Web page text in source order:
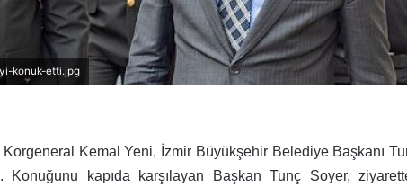
konuk-etti.jpg
Korgeneral Kemal Yeni, İzmir Büyükşehir Belediye Başkanı
kapıda karşılayan Başkan Tunç Soyer,